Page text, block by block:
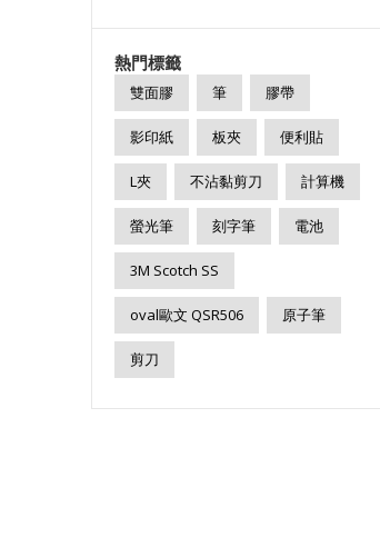
熱門標籤
雙面膠 筆 膠帶
影印紙 板夾 便利貼
L夾 不沾黏剪刀 計算機
螢光筆 刻字筆 電池
3M Scotch SS
oval歐文 QSR506 原子筆
剪刀